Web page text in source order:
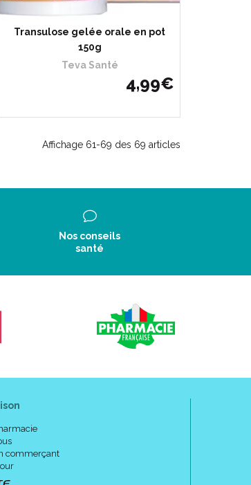
Transulose gelée orale en pot
150g
Teva Santé
4,99€
Affichage 61-69 des 69 articles
Nos conseils
santé
commerçant